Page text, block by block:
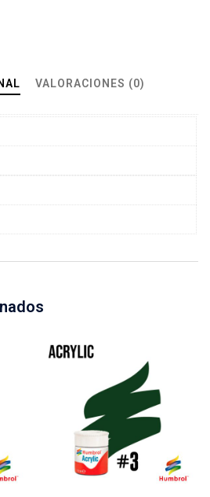
VALORACIONES (0)